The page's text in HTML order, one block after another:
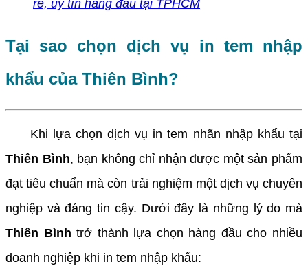
rẻ, uy tín hàng đầu tại TPHCM
Tại sao chọn dịch vụ in tem nhập
khẩu của Thiên Bình?
Khi lựa chọn dịch vụ in tem nhãn nhập khẩu tại
Thiên Bình, bạn không chỉ nhận được một sản phẩm
đạt tiêu chuẩn mà còn trải nghiệm một dịch vụ chuyên
nghiệp và đáng tin cậy. Dưới đây là những lý do mà
Thiên Bình trở thành lựa chọn hàng đầu cho nhiều
doanh nghiệp khi in tem nhập khẩu: